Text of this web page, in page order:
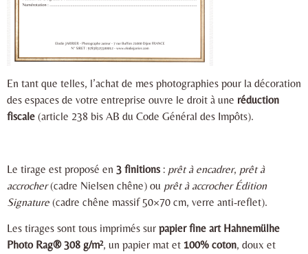
En tant que telles, l’achat de mes photographies pour la décoration
des espaces de votre entreprise ouvre le droit à une réduction
fiscale (article 238 bis AB du Code Général des Impôts).
Le tirage est proposé en 3 finitions : prêt à encadrer, prêt à
accrocher(cadre Nielsen chêne) ou prêt à accrocher Édition
Signature (cadre chêne massif 50×70 cm, verre anti-reflet).
Les tirages sont tous imprimés sur papier fine art Hahnemülhe
Photo Rag® 308 g/m², un papier mat et 100% coton, doux et